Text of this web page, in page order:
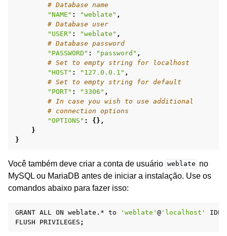
# Database name
"NAME" : "weblate" ,
# Database user
"USER" : "weblate" ,
# Database password
"PASSWORD" : "password" ,
# Set to empty string for localhost
"HOST" : "127.0.0.1" ,
# Set to empty string for default
"PORT" : "3306" ,
# In case you wish to use additional
# connection options
"OPTIONS" :
{},
}
}
Você também deve criar a conta de usuário weblate no
MySQL ou MariaDB antes de iniciar a instalação. Use os
comandos abaixo para fazer isso:
GRANT ALL ON weblate.* to 'weblate' @ 'localhost'
FLUSH
PRIVILEGES ;